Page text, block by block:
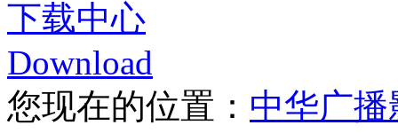
下载中心
Download
您现在的位置： 中华广